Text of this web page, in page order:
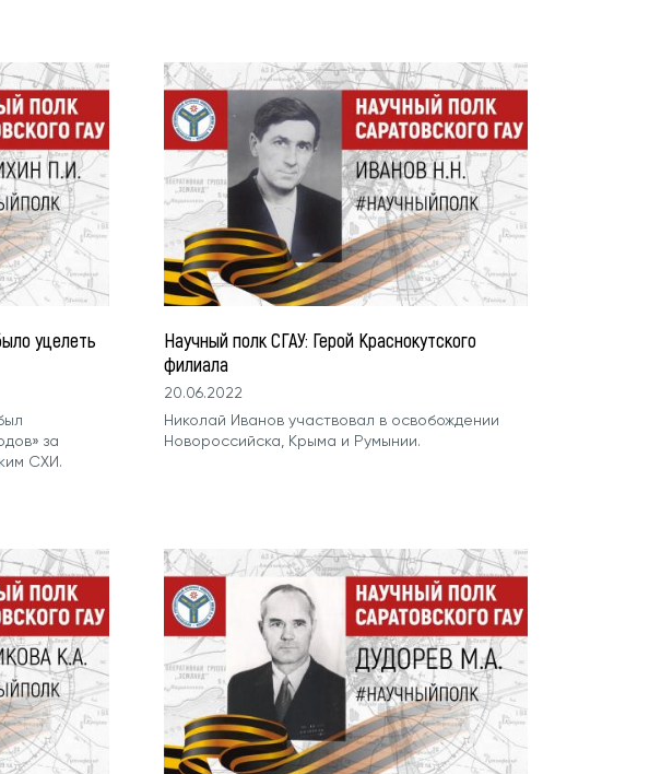
уцелеть
за
СХИ.
Научный полк СГАУ: Герой Краснокутского
филиала
20.06.2022
Николай Иванов участвовал в освобождении
Новороссийска, Крыма и Румынии.